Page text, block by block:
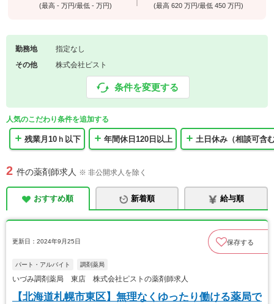
(最高 - 万円/最低 - 万円) (最高620万円/最低450万円)
勤務地
指定なし
その他
株式会社ピスト
条件を変更する
人気のこだわり条件を追加する
残業月10ｈ以下 年間休日120日以上 土日休み（相談可含
2 件の薬剤師求人 ※ 非公開求人を除く
おすすめ順 新着順 給与順
更新日：2024年9月25日 保存する
パート・アルバイト 調剤薬局
いづみ調剤薬局 東店 株式会社ピストの薬剤師求人
【北海道札幌市東区】無理なくゆったり働ける薬局で